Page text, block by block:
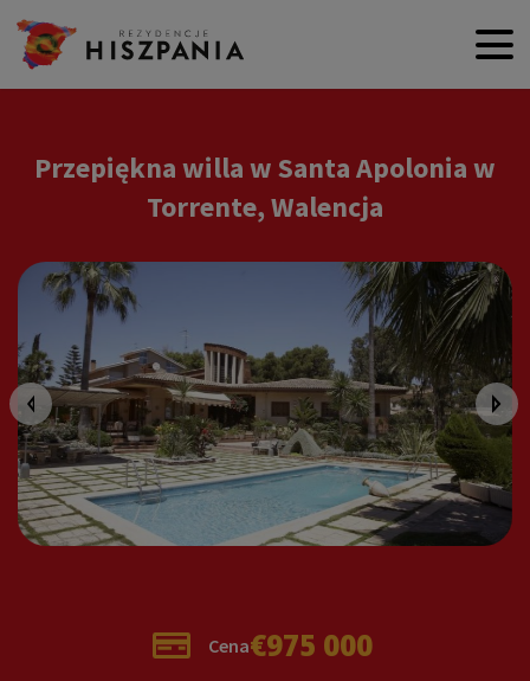
Przepiękna willa w Santa Apolonia w
Torrente, Walencja
Cena€975 000